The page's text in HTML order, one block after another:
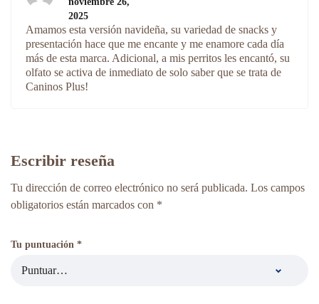
5
2025
Amamos esta versión navideña, su variedad de snacks y
presentación hace que me encante y me enamore cada día
más de esta marca. Adicional, a mis perritos les encantó, su
olfato se activa de inmediato de solo saber que se trata de
Caninos Plus!
Escribir reseña
Tu dirección de correo electrónico no será publicada. Los campos
obligatorios están marcados con *
Tu puntuación *